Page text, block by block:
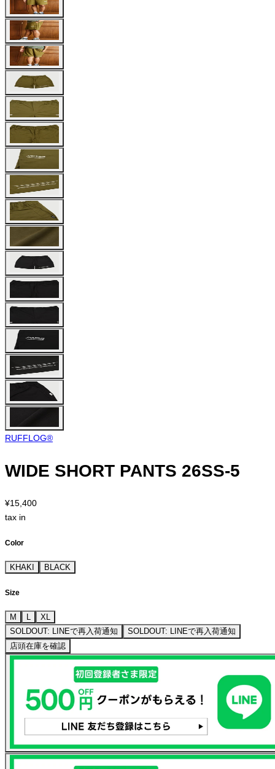
RUFFLOG®︎
WIDE SHORT PANTS 26SS-5
¥15,400
tax in
Color
KHAKI BLACK
Size
M L
XL
SOLDOUT: LINEで再入荷通知
SOLDOUT: LINEで再入荷通知
店頭在庫を確認